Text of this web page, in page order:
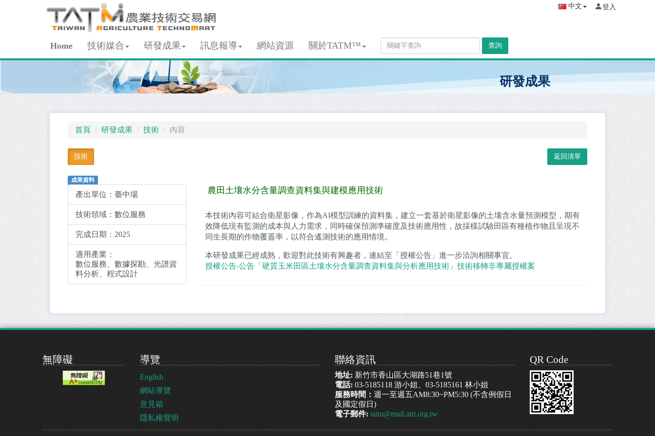
中文 登入
Home 技術媒合 研發成果 訊息報導 網站資源 關於TATM™ 查詢
研發成果
首頁 研發成果 技術 內容
技術
成果資料
產出單位： 臺中場
技術領域： 數位服務
完成日期： 2025
適用產業：
數位服務、數據探勘、光譜資
料分析、程式設計
農田土壤水分含量調查資料集與建模應用技術
本技術內容可結合衛星影像，作為AI模型訓練的資料集，建立一套基於衛星影像的土壤含水量預測模型，期有
效降低現有監測的成本與人力需求，同時確保預測準確度及技術應用性，故採樣試驗田區有種植作物且呈現不
同生長期的作物覆蓋率，以符合遙測技術的應用情境。
本研發成果已經成熟，歡迎對此技術有興趣者，連結至「授權公告」進一步洽詢相關事宜。
授權公告-公告「硬質玉米田區土壤水分含量調查資料集與分析應用技術」技術移轉非專屬授權案
無障礙 導覽
English
網站導覽
意見箱
隱私權聲明
聯絡資訊
地址: 新竹市香山區大湖路51巷1號
電話: 03-5185118 游小姐、03-5185161 林小姐
服務時間： 週一至週五AM8:30~PM5:30 (不含例假日
及國定假日)
電子郵件: tatm@mail.atri.org.tw
QR Code